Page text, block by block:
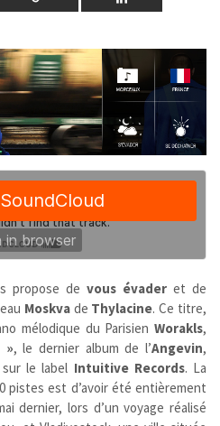
propose de vous évader et de
Moskva de Thylacine. Ce titre,
mélodique du Parisien Worakls,
», le dernier album de l’Angevin,
le label Intuitive Records. La
pistes est d’avoir été entièrement
dernier, lors d’un voyage réalisé